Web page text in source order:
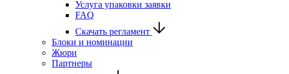
Услуга упаковки заявки
FAQ
Скачать регламент
Блоки и номинации
Жюри
Партнеры